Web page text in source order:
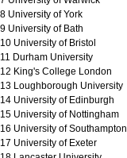
8 University of York
9 University of Bath
10 University of Bristol
11 Durham University
12 King's College London
13 Loughborough University
14 University of Edinburgh
15 University of Nottingham
16 University of Southampton
17 University of Exeter